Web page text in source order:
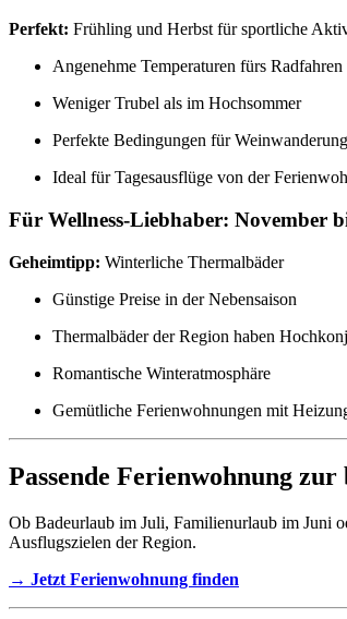
Perfekt: Frühling und Herbst für sportliche
Angenehme Temperaturen fürs
Weniger Trubel als im Hochsommer
Perfekte Bedingungen für
Ideal für Tagesausflüge von der
Für Wellness-Liebhaber: November
Geheimtipp: Winterliche Thermalbäder
Günstige Preise in der Nebensaison
Thermalbäder der Region haben
Romantische Winteratmosphäre
Gemütliche Ferienwohnungen mit
Passende Ferienwohnung zur
Ob Badeurlaub im Juli, Familienurlaub im Juni
Ausflugszielen der Region.
→ Jetzt Ferienwohnung finden